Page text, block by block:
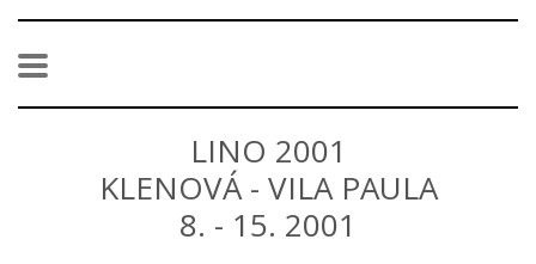
LINO 2001
KLENOVÁ - VILA PAULA
8. - 15. 2001